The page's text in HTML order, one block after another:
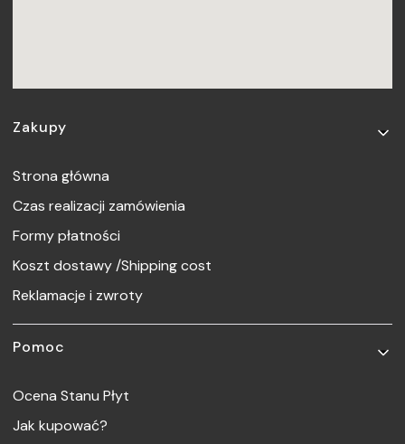
Linki w stopce
Zakupy
Strona główna
Czas realizacji zamówienia
Formy płatności
Koszt dostawy /Shipping cost
Reklamacje i zwroty
Pomoc
Ocena Stanu Płyt
Jak kupować?